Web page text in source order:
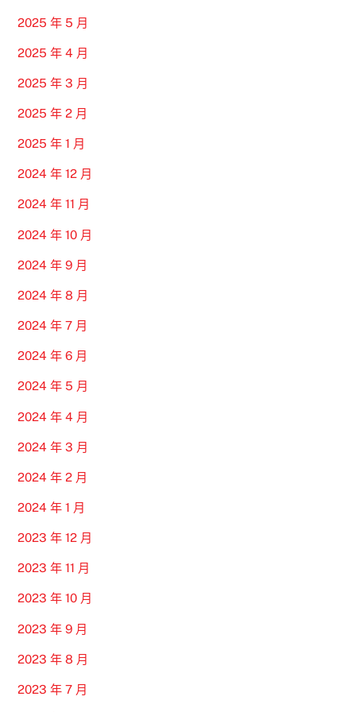
2025 年 5 月
2025 年 4 月
2025 年 3 月
2025 年 2 月
2025 年 1 月
2024 年 12 月
2024 年 11 月
2024 年 10 月
2024 年 9 月
2024 年 8 月
2024 年 7 月
2024 年 6 月
2024 年 5 月
2024 年 4 月
2024 年 3 月
2024 年 2 月
2024 年 1 月
2023 年 12 月
2023 年 11 月
2023 年 10 月
2023 年 9 月
2023 年 8 月
2023 年 7 月